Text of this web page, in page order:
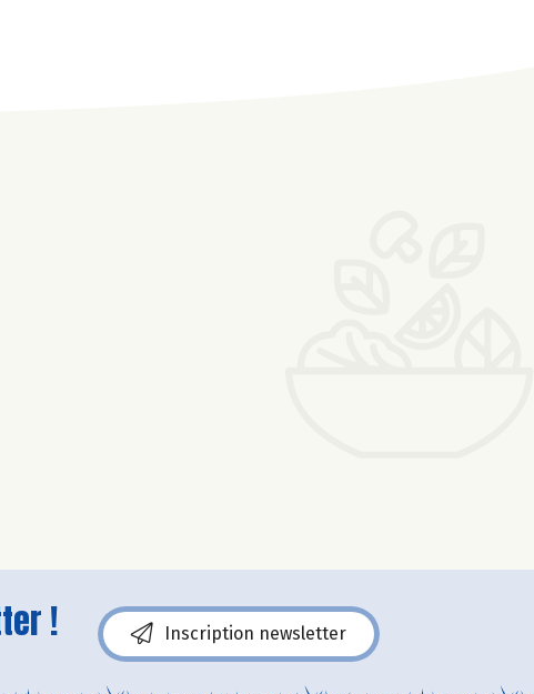
! Inscription newsletter